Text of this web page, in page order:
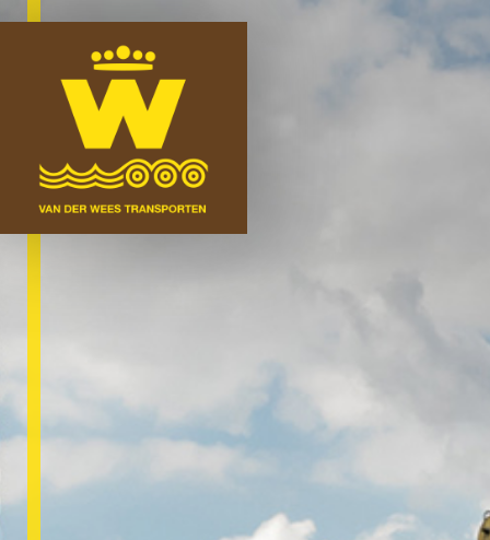
Logistik
Strassentransport
Wassertransport
Wees Lifting
Über uns
Unser team